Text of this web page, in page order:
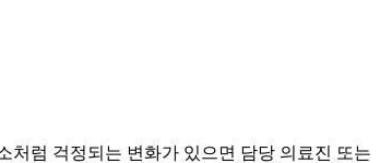
처럼 걱정되는 변화가 있으면 담당 의료진 또는